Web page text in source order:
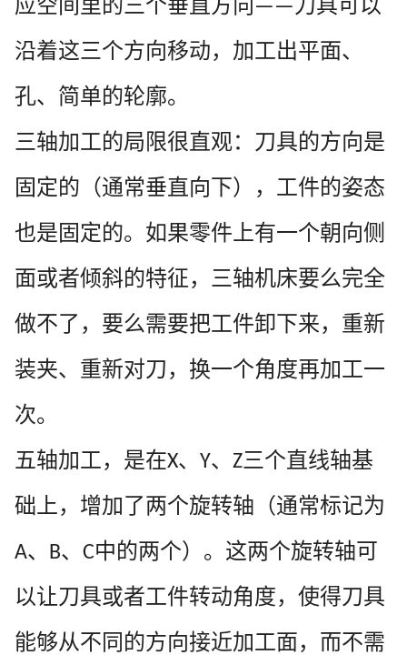
应空间里的三个垂直方向——刀具可以
沿着这三个方向移动，加工出平面、
孔、简单的轮廓。
三轴加工的局限很直观：刀具的方向是
固定的（通常垂直向下），工件的姿态
也是固定的。如果零件上有一个朝向侧
面或者倾斜的特征，三轴机床要么完全
做不了，要么需要把工件卸下来，重新
装夹、重新对刀，换一个角度再加工一
次。
五轴加工，是在X、 Y、 Z三个直线轴基
础上，增加了两个旋转轴（通常标记为
A、 B、 C中的两个）。这两个旋转轴可
以让刀具或者工件转动角度，使得刀具
能够从不同的方向接近加工面，而不需